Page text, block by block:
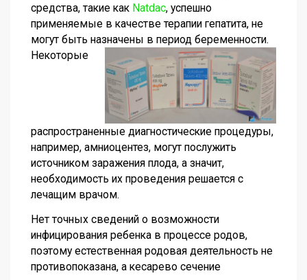
средства, такие как Natdac, успешно
применяемые в качестве терапии гепатита, не
могут быть назначены в период беременности.
Некоторые
распространенные диагностические процедуры,
например, амниоцентез, могут послужить
источником заражения плода, а значит,
необходимость их проведения решается с
лечащим врачом.
Нет точных сведений о возможности
инфицирования ребенка в процессе родов,
поэтому естественная родовая деятельность не
противопоказана, а кесарево сечение